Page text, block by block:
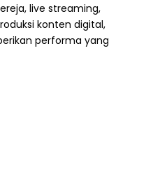
live streaming,
konten digital,
performa yang